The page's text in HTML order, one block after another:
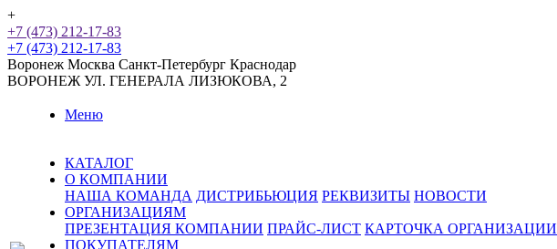
+
+7 (473) 212-17-83
+7 (473) 212-17-83
Воронеж Москва Санкт-Петербург Краснодар
ВОРОНЕЖ УЛ. ГЕНЕРАЛА ЛИЗЮКОВА, 2
Меню
КАТАЛОГ
О КОМПАНИИ
НАША КОМАНДА ДИСТРИБЬЮЦИЯ РЕКВИЗИТЫ НОВОСТИ
ОРГАНИЗАЦИЯМ
ПРЕЗЕНТАЦИЯ КОМПАНИИ ПРАЙС-ЛИСТ КАРТОЧКА ОРГАНИЗАЦИИ
ПОКУПАТЕЛЯМ